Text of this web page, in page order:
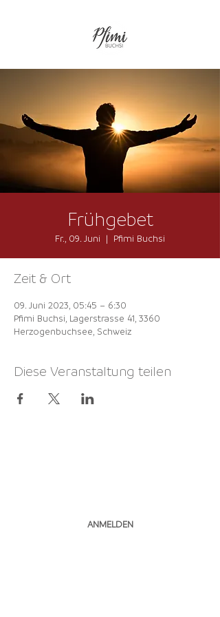
Frühgebet
Fr., 09. Juni
  |
Pfimi Buchsi
Zeit & Ort
09. Juni 2023, 05:45 – 6:30
Pfimi Buchsi, Lagerstrasse 41, 3360
Herzogenbuchsee, Schweiz
Diese Veranstaltung teilen
ANMELDEN